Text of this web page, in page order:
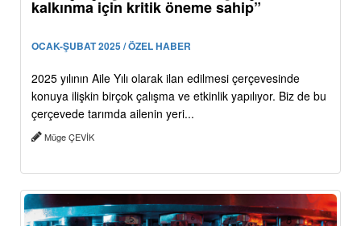
kalkınma için kritik öneme sahip”
OCAK-ŞUBAT 2025 / ÖZEL HABER
2025 yılının Aile Yılı olarak ilan edilmesi çerçevesinde
konuya ilişkin birçok çalışma ve etkinlik yapılıyor. Biz de bu
çerçevede tarımda ailenin yeri...
Müge ÇEVİK